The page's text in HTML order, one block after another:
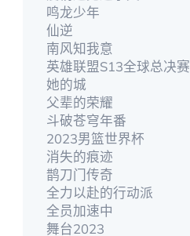
鸣龙少年
仙逆
南风知我意
英雄联盟S13全球总决赛
她的城
父辈的荣耀
斗破苍穹年番
2023男篮世界杯
消失的痕迹
鹊刀门传奇
全力以赴的行动派
全员加速中
舞台2023